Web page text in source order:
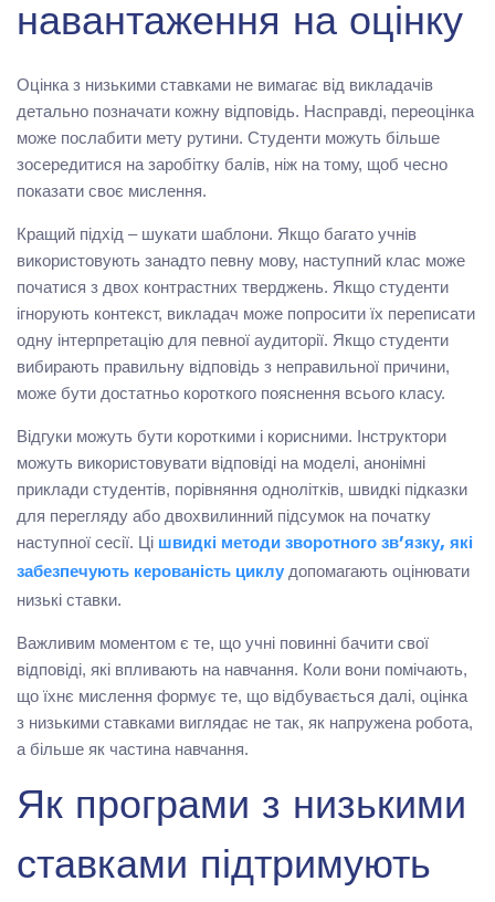
навантаження на оцінку
Оцінка з низькими ставками не вимагає від викладачів
детально позначати кожну відповідь. Насправді, переоцінка
може послабити мету рутини. Студенти можуть більше
зосередитися на заробітку балів, ніж на тому, щоб чесно
показати своє мислення.
Кращий підхід – шукати шаблони. Якщо багато учнів
використовують занадто певну мову, наступний клас може
початися з двох контрастних тверджень. Якщо студенти
ігнорують контекст, викладач може попросити їх переписати
одну інтерпретацію для певної аудиторії. Якщо студенти
вибирають правильну відповідь з неправильної причини,
може бути достатньо короткого пояснення всього класу.
Відгуки можуть бути короткими і корисними. Інструктори
можуть використовувати відповіді на моделі, анонімні
приклади студентів, порівняння однолітків, швидкі підказки
для перегляду або двохвилинний підсумок на початку
наступної сесії. Ці швидкі методи зворотного зв’язку, які
забезпечують керованість циклу допомагають оцінювати
низькі ставки.
Важливим моментом є те, що учні повинні бачити свої
відповіді, які впливають на навчання. Коли вони помічають,
що їхнє мислення формує те, що відбувається далі, оцінка
з низькими ставками виглядає не так, як напружена робота,
а більше як частина навчання.
Як програми з низькими
ставками підтримують